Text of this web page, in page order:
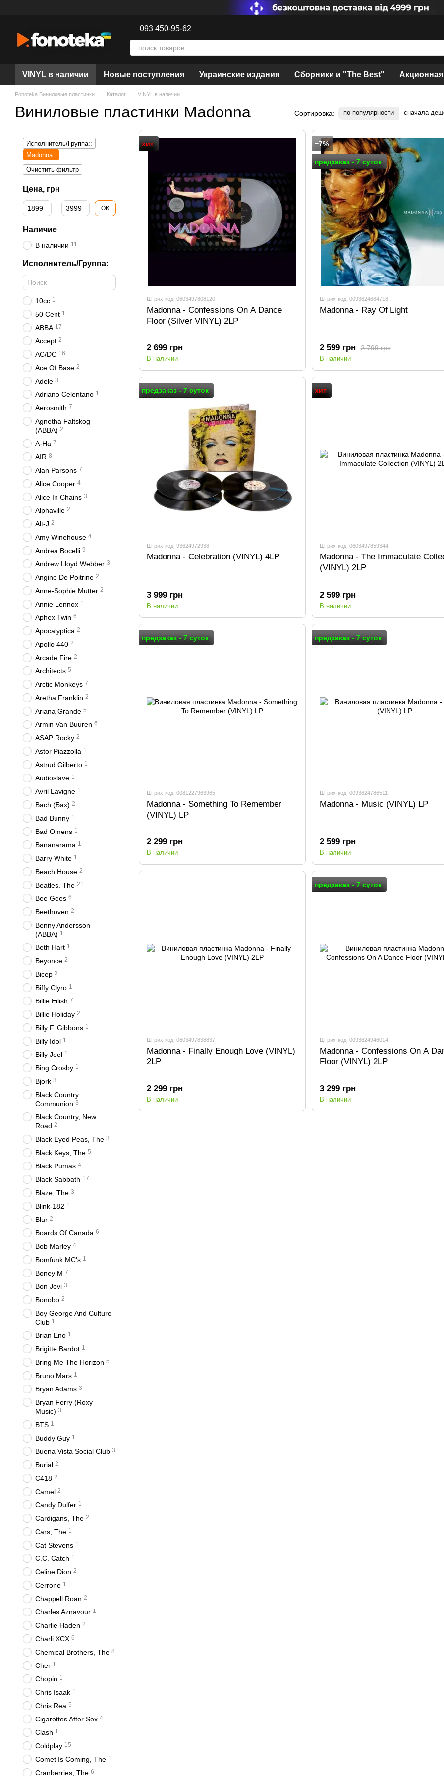
093 450-95-62
VINYL в наличии Новые поступления Украинские издания Сборники и "The Best"
Fonoteka Виниловые пластинки Каталог VINYL в наличии
Виниловые пластинки Madonna Сортировка: по популярности сначала
хит
Штрих-код: 0603497808120
Madonna - Confessions On A Dance
Floor (Silver VINYL) 2LP
2 699 грн
В наличии
−7%
предзаказ - 7 суток
Штрих-код: 0093624684718
Madonna - Ray Of Light
2 799 грн
2 599 грн
В наличии
предзаказ - 7 суток
Штрих-код: 93624972938
Madonna - Celebration (VINYL) 4LP
3 999 грн
В наличии
хит
Штрих-код: 0603497859344
Madonna - The Immaculate
(VINYL) 2LP
2 599 грн
В наличии
предзаказ - 7 суток
Штрих-код: 0081227963965
Madonna - Something To Remember
(VINYL) LP
2 299 грн
В наличии
предзаказ - 7 суток
Штрих-код: 0093624786511
Madonna - Music (VINYL) LP
2 599 грн
В наличии
Штрих-код: 0603497838837
Madonna - Finally Enough Love (VINYL)
2LP
2 299 грн
В наличии
предзаказ - 7 суток
Штрих-код: 0093624946014
Madonna - Confessions On A
Floor (VINYL) 2LP
3 299 грн
В наличии
Исполнитель/Группа::
Madonna
Очистить фильтр
Цена, грн
От Цена, грн
До Цена, грн OK
Наличие
В наличии 11
Исполнитель/Группа:
10cc 1
50 Cent 1
ABBA 17
Accept 2
AC/DC 16
Ace Of Base 2
Adele 3
Adriano Celentano 1
Aerosmith 7
Agnetha Faltskog
(ABBA) 2
A-Ha 7
AIR 8
Alan Parsons 7
Alice Cooper 4
Alice In Chains 3
Alphaville 2
Alt-J 2
Amy Winehouse 4
Andrea Bocelli 9
Andrew Lloyd Webber 3
Angine De Poitrine 2
Anne-Sophie Mutter 2
Annie Lennox 1
Aphex Twin 6
Apocalyptica 2
Apollo 440 2
Arcade Fire 2
Architects 5
Arctic Monkeys 7
Aretha Franklin 2
Ariana Grande 5
Armin Van Buuren 6
ASAP Rocky 2
Astor Piazzolla 1
Astrud Gilberto 1
Audioslave 1
Avril Lavigne 1
Bach (Бах) 2
Bad Bunny 1
Bad Omens 1
Bananarama 1
Barry White 1
Beach House 2
Beatles, The 21
Bee Gees 6
Beethoven 2
Benny Andersson
(ABBA) 1
Beth Hart 1
Beyonce 2
Bicep 3
Biffy Clyro 1
Billie Eilish 7
Billie Holiday 2
Billy F. Gibbons 1
Billy Idol 1
Billy Joel 1
Bing Crosby 1
Bjork 3
Black Country
Communion 3
Black Country, New
Road 2
Black Eyed Peas, The 3
Black Keys, The 5
Black Pumas 4
Black Sabbath 17
Blaze, The 3
Blink-182 1
Blur 2
Boards Of Canada 6
Bob Marley 4
Bomfunk MC's 1
Boney M 7
Bon Jovi 3
Bonobo 2
Boy George And Culture
Club 1
Brian Eno 1
Brigitte Bardot 1
Bring Me The Horizon 5
Bruno Mars 1
Bryan Adams 3
Bryan Ferry (Roxy
Music) 3
BTS 1
Buddy Guy 1
Buena Vista Social Club 3
Burial 2
C418 2
Camel 2
Candy Dulfer 1
Cardigans, The 2
Cars, The 1
Cat Stevens 1
C.C. Catch 1
Celine Dion 2
Cerrone 1
Chappell Roan 2
Charles Aznavour 1
Charlie Haden 2
Charli XCX 6
Chemical Brothers, The 8
Cher 1
Chopin 1
Chris Isaak 1
Chris Rea 5
Cigarettes After Sex 4
Clash 1
Coldplay 15
Comet Is Coming, The 1
Cranberries, The 6